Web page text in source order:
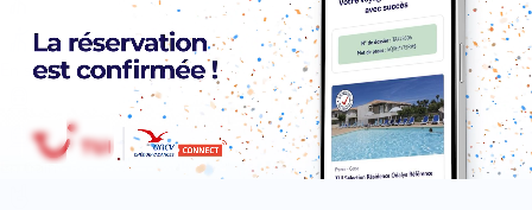
En solo
En train